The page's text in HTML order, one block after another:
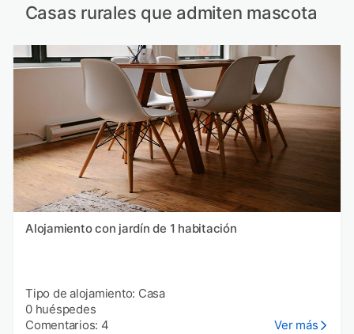
Casas rurales que admiten mascota
Alojamiento con jardín de 1 habitación
Tipo de alojamiento: Casa
0 huéspedes
Comentarios: 4
Ver más